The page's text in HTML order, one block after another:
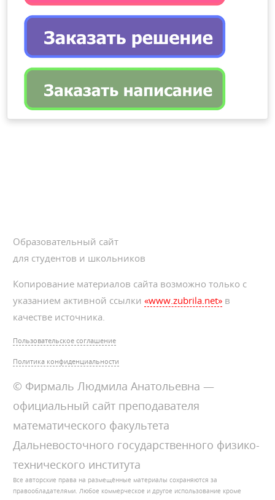
Образовательный сайт
для студентов и школьников
Копирование материалов сайта возможно только с
указанием активной ссылки«www.zubrila.net» в
качестве источника.
Пользовательское соглашение
Политика конфиденциальности
© Фирмаль Людмила Анатольевна —
официальный сайт преподавателя
математического факультета
Дальневосточного государственного физико-
технического института
Все авторские права на размещённые материалы сохраняются за
правообладателями. Любое коммерческое и другое использование кроме